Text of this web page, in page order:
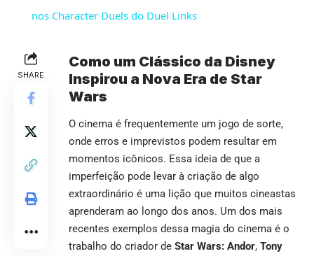
nos Character Duels do Duel Links
SHARE
Como um Clássico da Disney
Inspirou a Nova Era de Star
Wars
O cinema é frequentemente um jogo de sorte,
onde erros e imprevistos podem resultar em
momentos icônicos. Essa ideia de que a
imperfeição pode levar à criação de algo
extraordinário é uma lição que muitos cineastas
aprenderam ao longo dos anos. Um dos mais
recentes exemplos dessa magia do cinema é o
trabalho do criador de Star Wars: Andor, Tony